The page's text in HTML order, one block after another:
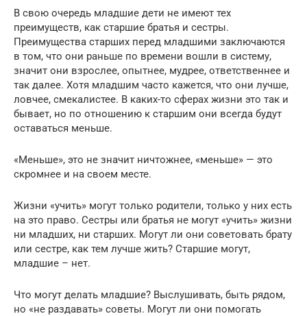
В свою очередь младшие дети не имеют тех
преимуществ, как старшие братья и сестры.
Преимущества старших перед младшими заключаются
в том, что они раньше по времени вошли в систему,
значит они взрослее, опытнее, мудрее, ответственнее и
так далее. Хотя младшим часто кажется, что они лучше,
ловчее, смекалистее. В каких-то сферах жизни это так и
бывает, но по отношению к старшим они всегда будут
оставаться меньше.
«Меньше», это не значит ничтожнее, «меньше» — это
скромнее и на своем месте.
Жизни «учить» могут только родители, только у них есть
на это право. Сестры или братья не могут «учить» жизни
ни младших, ни старших. Могут ли они советовать брату
или сестре, как тем лучше жить? Старшие могут,
младшие – нет.
Что могут делать младшие? Выслушивать, быть рядом,
но «не раздавать» советы. Могут ли они помогать